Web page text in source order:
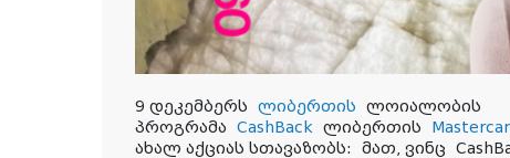
9 დეკემბერს ლიბერთის ლოიალობის
პროგრამა CashBack ლიბერთის
ახალ აქციას სთავაზობს: მათ, ვინც